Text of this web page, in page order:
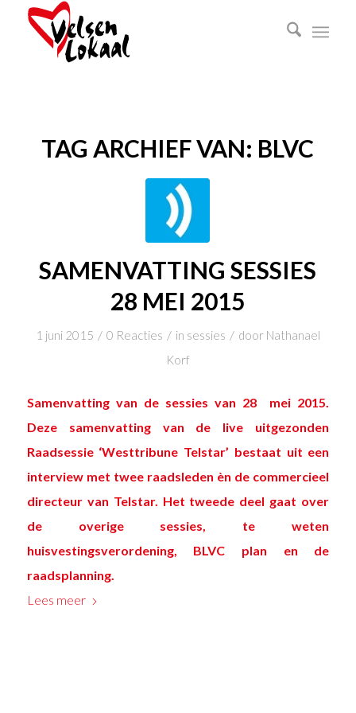
TAG ARCHIEF VAN: BLVC
SAMENVATTING SESSIES
28 MEI 2015
1 juni 2015 / 0 Reacties / in sessies / door Nathanael
Korf
Samenvatting van de sessies van 28 mei 2015.
Deze samenvatting van de live uitgezonden
Raadsessie ‘Westtribune Telstar’ bestaat uit een
interview met twee raadsleden èn de commercieel
directeur van Telstar. Het tweede deel gaat over
de overige sessies, te weten
huisvestingsverordening, BLVC plan en de
raadsplanning.
Lees meer